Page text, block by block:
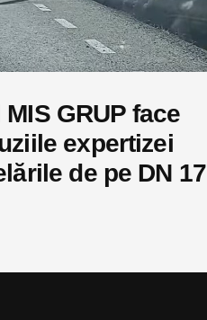
GRUP face
expertizei
de pe DN 17